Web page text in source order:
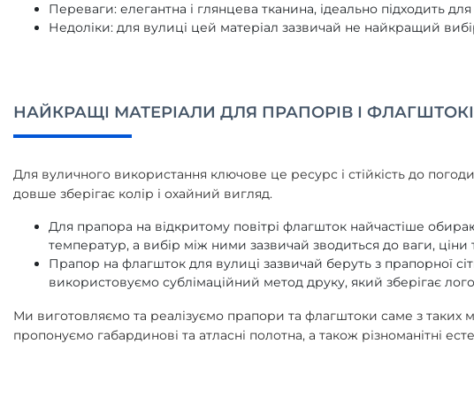
Переваги: елегантна і глянцева тканина, ідеально підходить
Недоліки: для вулиці цей матеріал зазвичай не найкращий
НАЙКРАЩІ МАТЕРІАЛИ ДЛЯ ПРАПОРІВ І
Для вуличного використання ключове це ресурс і стійкість до
довше зберігає колір і охайний вигляд.
Для прапора на відкритому повітрі флагшток найчастіше
температур, а вибір між ними зазвичай зводиться до ваги, ціни
Прапор на флагшток для вулиці зазвичай беруть з прапорної
використовуємо сублімаційний метод друку, який зберігає
Ми виготовляємо та реалізуємо прапори та флагштоки саме з таких
пропонуємо габардинові та атласні полотна, а також різноманітні